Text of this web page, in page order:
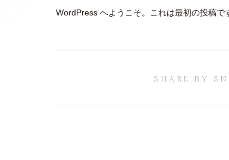
WordPress へようこそ。これは最初の投稿
SHARE BY